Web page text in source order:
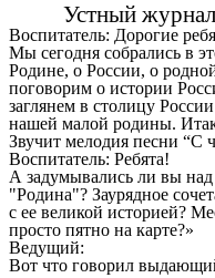
Устный журнал
Воспитатель: Дорогие
Мы сегодня собрались в
Родине, о России, о
поговорим о истории
заглянем в столицу
нашей малой родины.
Звучит мелодия песни “С
Воспитатель: Ребята!
А задумывались ли вы
"Родина"? Заурядное
с ее великой историей?
просто пятно на карте?»
Ведущий:
Вот что говорил